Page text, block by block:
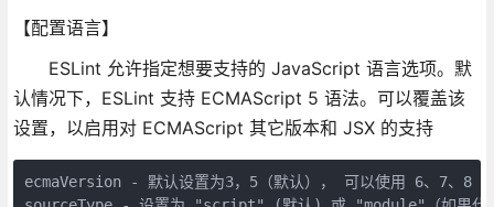
【配置语言】
ESLint 允许指定想要支持的 JavaScript 语言选项。默
认情况下，ESLint 支持 ECMAScript 5 语法。可以覆盖该
设置，以启用对 ECMAScript 其它版本和 JSX 的支持
ecmaVersion - 默认设置为3，5（默认）， 可以使用 6、7、8